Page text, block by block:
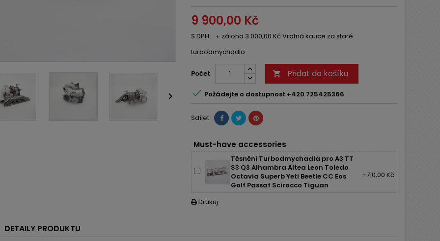

9 900,00 Kč
S DPH
+ záloha 3 000,00 Kč Vratná kauce za staré
turbodmychadlo
Počet  Přidat do košíku
 Požádejte o dostupnost +420 725425366
Sdílet
Must-have accessories
Těsnění Turbodmychadla pro A3 TT
S3 Q3 Alhambra Altea Leon Toledo
Octavia Superb Yeti Beetle CC Eos
Golf Passat Scirocco Tiguan
+710,00 Kč
 Drukuj
DETAILY PRODUKTU